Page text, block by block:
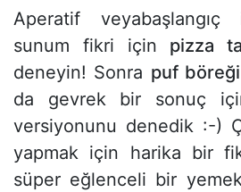
Aperatif
sunum fikri için pizza
deneyin! Sonra puf
da gevrek bir sonuç
versiyonunu denedik :-)
yapmak için harika bir
süper eğlenceli bir